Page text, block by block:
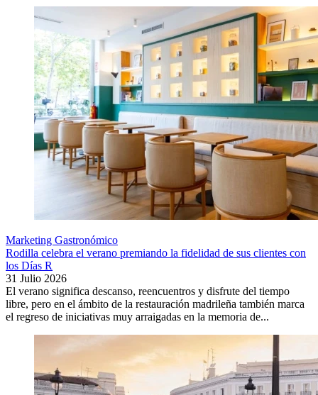
Marketing Gastronómico
Rodilla celebra el verano premiando la fidelidad de sus clientes con
los Días R
31 Julio 2026
El verano significa descanso, reencuentros y disfrute del tiempo
libre, pero en el ámbito de la restauración madrileña también marca
el regreso de iniciativas muy arraigadas en la memoria de...